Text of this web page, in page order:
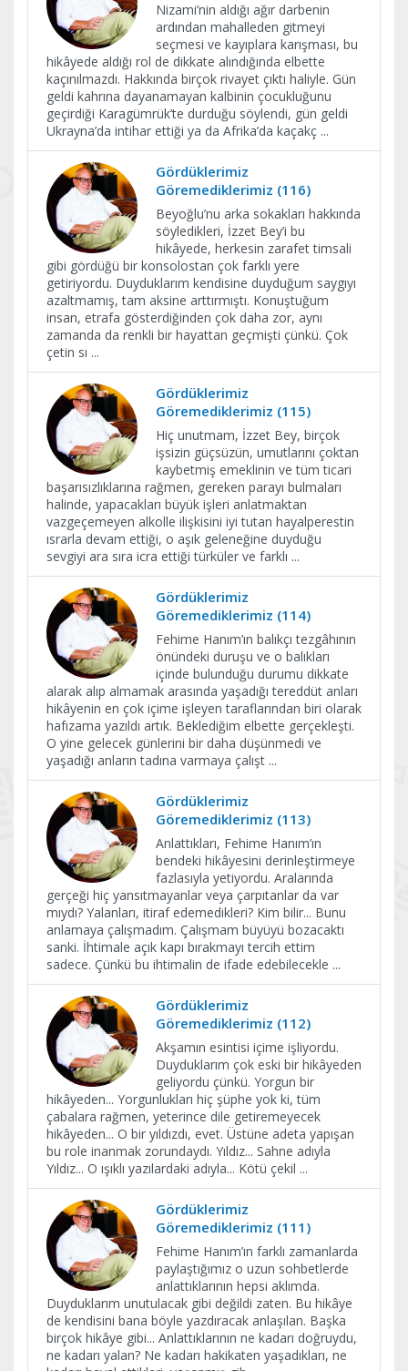
Nizami’nin aldığı ağır darbenin
ardından mahalleden gitmeyi
seçmesi ve kayıplara karışması, bu
hikâyede aldığı rol de dikkate alındığında elbette
kaçınılmazdı. Hakkında birçok rivayet çıktı haliyle. Gün
geldi kahrına dayanamayan kalbinin çocukluğunu
geçirdiği Karagümrük’te durduğu söylendi, gün geldi
Ukrayna’da intihar ettiği ya da Afrika’da kaçakç ...
Gördüklerimiz
Göremediklerimiz (116)
Beyoğlu’nu arka sokakları hakkında
söyledikleri, İzzet Bey’i bu
hikâyede, herkesin zarafet timsali
gibi gördüğü bir konsolostan çok farklı yere
getiriyordu. Duyduklarım kendisine duyduğum saygıyı
azaltmamış, tam aksine arttırmıştı. Konuştuğum
insan, etrafa gösterdiğinden çok daha zor, aynı
zamanda da renkli bir hayattan geçmişti çünkü. Çok
çetin sı ...
Gördüklerimiz
Göremediklerimiz (115)
Hiç unutmam, İzzet Bey, birçok
işsizin güçsüzün, umutlarını çoktan
kaybetmiş emeklinin ve tüm ticari
başarısızlıklarına rağmen, gereken parayı bulmaları
halinde, yapacakları büyük işleri anlatmaktan
vazgeçemeyen alkolle ilişkisini iyi tutan hayalperestin
ısrarla devam ettiği, o aşık geleneğine duyduğu
sevgiyi ara sıra icra ettiği türküler ve farklı ...
Gördüklerimiz
Göremediklerimiz (114)
Fehime Hanım’ın balıkçı tezgâhının
önündeki duruşu ve o balıkları
içinde bulunduğu durumu dikkate
alarak alıp almamak arasında yaşadığı tereddüt anları
hikâyenin en çok içime işleyen taraflarından biri olarak
hafızama yazıldı artık. Beklediğim elbette gerçekleşti.
O yine gelecek günlerini bir daha düşünmedi ve
yaşadığı anların tadına varmaya çalışt ...
Gördüklerimiz
Göremediklerimiz (113)
Anlattıkları, Fehime Hanım’ın
bendeki hikâyesini derinleştirmeye
fazlasıyla yetiyordu. Aralarında
gerçeği hiç yansıtmayanlar veya çarpıtanlar da var
mıydı? Yalanları, itiraf edemedikleri? Kim bilir... Bunu
anlamaya çalışmadım. Çalışmam büyüyü bozacaktı
sanki. İhtimale açık kapı bırakmayı tercih ettim
sadece. Çünkü bu ihtimalin de ifade edebilecekle ...
Gördüklerimiz
Göremediklerimiz (112)
Akşamın esintisi içime işliyordu.
Duyduklarım çok eski bir hikâyeden
geliyordu çünkü. Yorgun bir
hikâyeden... Yorgunlukları hiç şüphe yok ki, tüm
çabalara rağmen, yeterince dile getiremeyecek
hikâyeden... O bir yıldızdı, evet. Üstüne adeta yapışan
bu role inanmak zorundaydı. Yıldız... Sahne adıyla
Yıldız... O ışıklı yazılardaki adıyla... Kötü çekil ...
Gördüklerimiz
Göremediklerimiz (111)
Fehime Hanım’ın farklı zamanlarda
paylaştığımız o uzun sohbetlerde
anlattıklarının hepsi aklımda.
Duyduklarım unutulacak gibi değildi zaten. Bu hikâye
de kendisini bana böyle yazdıracak anlaşılan. Başka
birçok hikâye gibi... Anlattıklarının ne kadarı doğruydu,
ne kadarı yalan? Ne kadarı hakikaten yaşadıkları, ne